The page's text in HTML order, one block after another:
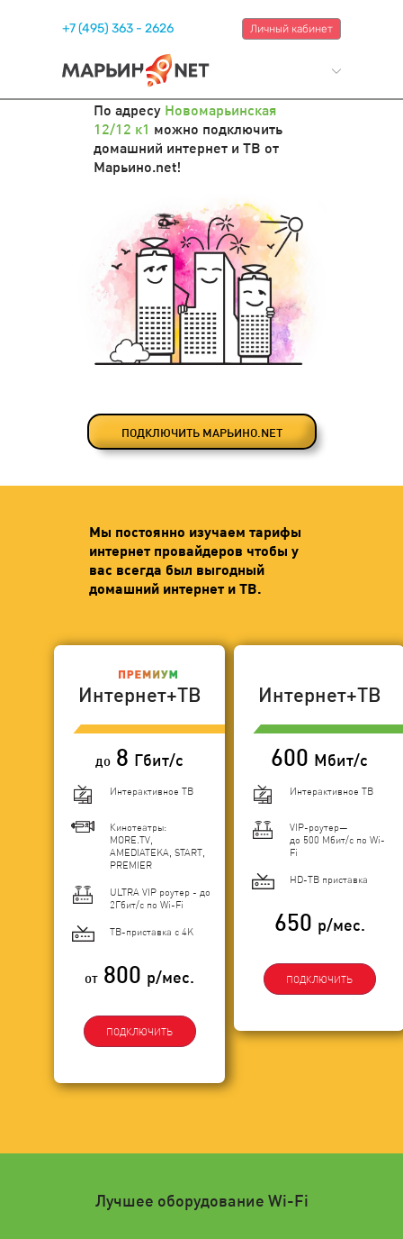
+7 (495) 363 - 2626 Личный кабинет
По адресу Новомарьинская
12/12 к1 можно подключить
домашний интернет и ТВ от
Марьино.net!
ПОДКЛЮЧИТЬ МАРЬИНО.NET
Мы постоянно изучаем тарифы
интернет провайдеров чтобы у
вас всегда был выгодный
домашний интернет и ТВ.
Интернет+ТВ
до 8 Гбит/с
Интерактивное ТВ
Кинотеатры:
MORE.TV,
AMEDIATEKA, START,
PREMIER
ULTRA VIP роутер - до
2Гбит/c по Wi-Fi
ТВ-приставка с 4K
от 800 р/мес.
ПОДКЛЮЧИТЬ
Интернет+ТВ
600 Мбит/с
Интерактивное ТВ
VIP-роутер—
до 500 Мбит/с по Wi-
Fi
HD-ТВ приставка
650 р/мес.
ПОДКЛЮЧИТЬ
Лучшее оборудование Wi-Fi